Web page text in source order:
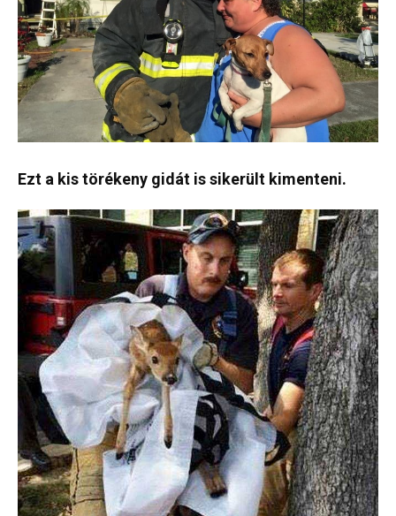
Ezt a kis törékeny gidát is sikerült kimenteni.